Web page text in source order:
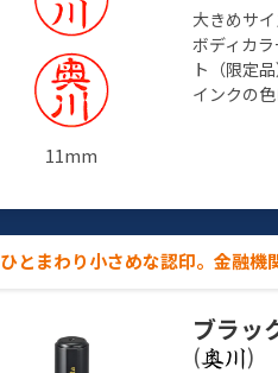
11mm
大きめサイ
ボディカ
ト（限定
インクの色
ひとまわり小さめな認印。金融機
ブラッ
(
)